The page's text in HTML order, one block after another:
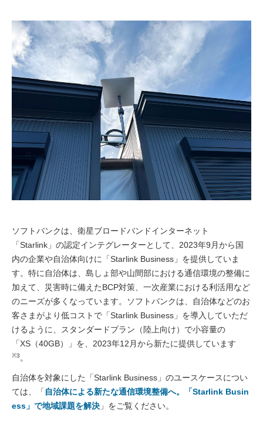
ソフトバンクは、衛星ブロードバンドインターネット
「Starlink」の認定インテグレーターとして、2023年9月から国
内の企業や自治体向けに「Starlink Business」を提供していま
す。特に自治体は、島しょ部や山間部における通信環境の整備に
加えて、災害時に備えたBCP対策、一次産業における利活用など
のニーズが多くなっています。ソフトバンクは、自治体などのお
客さまがより低コストで「Starlink Business」を導入していただ
けるように、スタンダードプラン（陸上向け）で小容量の
「XS（40GB）」を、2023年12月から新たに提供しています
※3 。
自治体を対象にした「Starlink Business」のユースケースについ
ては、「 自治体による新たな通信環境整備へ。「Starlink Busin
ess」で地域課題を解決 」をご覧ください。